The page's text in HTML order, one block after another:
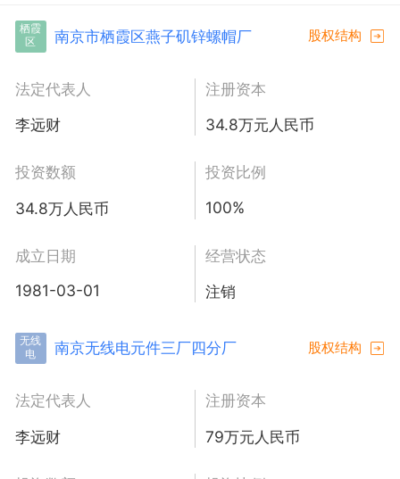
栖霞
区
南京市栖霞区燕子矶锌螺帽厂 股权结构
法定代表人
李远财
注册资本
34.8万元人民币
投资数额
34.8万人民币
投资比例
100%
成立日期
1981-03-01
经营状态
注销
无线
电
南京无线电元件三厂四分厂 股权结构
法定代表人
李远财
注册资本
79万元人民币